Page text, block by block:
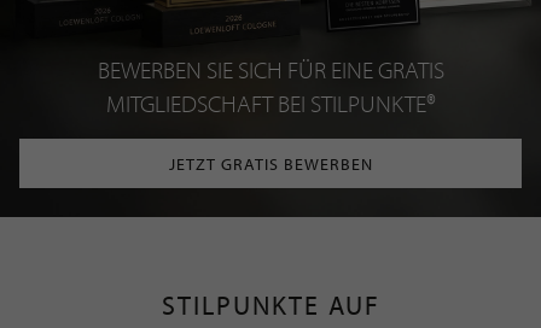
BEWERBEN SIE SICH FÜR EINE GRATIS
MITGLIEDSCHAFT BEI STILPUNKTE®
JETZT GRATIS BEWERBEN
STILPUNKTE AUF